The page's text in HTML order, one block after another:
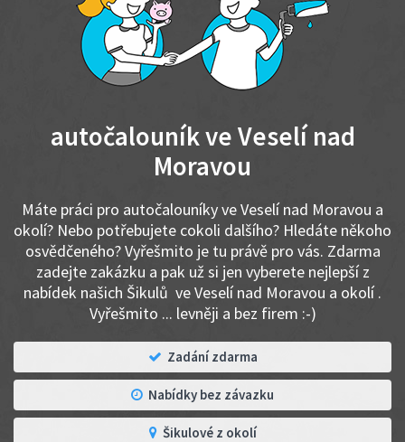
autočalouník ve Veselí nad
Moravou
Máte práci pro autočalouníky ve Veselí nad Moravou a
okolí? Nebo potřebujete cokoli dalšího? Hledáte někoho
osvědčeného? Vyřešmito je tu právě pro vás. Zdarma
zadejte zakázku a pak už si jen vyberete nejlepší z
nabídek našich Šikulů ve Veselí nad Moravou a okolí .
Vyřešmito ... levněji a bez firem :-)
Zadání zdarma
Nabídky bez závazku
Šikulové z okolí